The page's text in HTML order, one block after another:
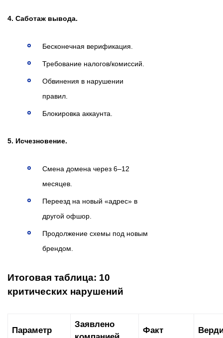
4. Саботаж вывода.
Бесконечная верификация.
Требование налогов/комиссий.
Обвинения в нарушении
правил.
Блокировка аккаунта.
5. Исчезновение.
Смена домена через 6–12
месяцев.
Переезд на новый «адрес» в
другой офшор.
Продолжение схемы под новым
брендом.
Итоговая таблица: 10
критических нарушений
Параметр
Заявлено
Факт